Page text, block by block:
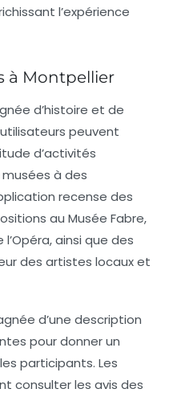
l’expérience
à Montpellier
d’histoire et de
peuvent
d’activités
à des
recense des
au Musée Fabre,
, ainsi que des
des artistes locaux et
d’une description
pour donner un
participants. Les
consulter les avis des